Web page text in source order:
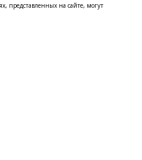
представленных на сайте, могут